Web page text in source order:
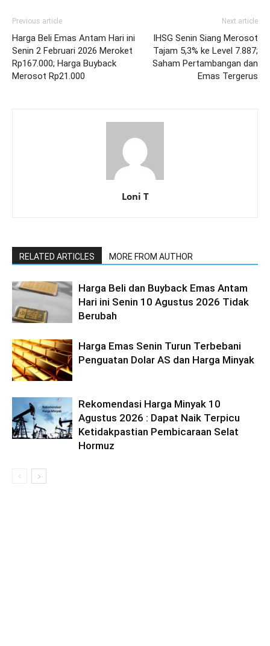
Previous article
Harga Beli Emas Antam Hari ini
Senin 2 Februari 2026 Meroket
Rp167.000; Harga Buyback
Merosot Rp21.000
Next article
IHSG Senin Siang Merosot
Tajam 5,3% ke Level 7.887;
Saham Pertambangan dan
Emas Tergerus
Loni T
RELATED ARTICLES MORE FROM AUTHOR
Harga Beli dan Buyback Emas Antam
Hari ini Senin 10 Agustus 2026 Tidak
Berubah
Harga Emas Senin Turun Terbebani
Penguatan Dolar AS dan Harga Minyak
Rekomendasi Harga Minyak 10
Agustus 2026 : Dapat Naik Terpicu
Ketidakpastian Pembicaraan Selat
Hormuz